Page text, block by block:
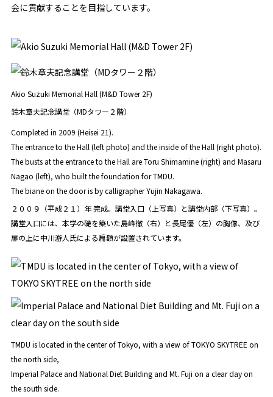
会に貢献することを目指しています。
Akio Suzuki Memorial Hall (M&D Tower 2F)
鈴木章夫記念講堂（MDタワー２階）
Completed in 2009 (Heisei 21).
The entrance to the Hall (left photo) and the inside of the Hall (right photo).
The busts at the entrance to the Hall are Toru Shimamine (right) and Masaru
Nagao (left), who built the foundation for TMDU.
The biane on the door is by calligrapher Yujin Nakagawa.
２００９（平成２１）年 完成。講堂入口（上写真）と講堂内部（下写真）。
講堂入口には、本学の礎を築いた島峰徹（右）と長尾優（左）の胸像、及び
扉の上に中川游人氏による扁額が設置されています。
TMDU is located in the center of Tokyo, with a view of TOKYO SKYTREE on
the north side,
Imperial Palace and National Diet Building and Mt. Fuji on a clear day on
the south side.